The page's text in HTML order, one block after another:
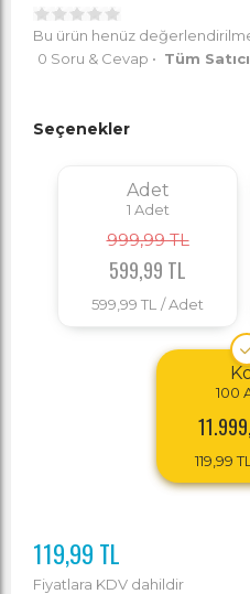
Bu ürün henüz
0 Soru & Cevap • Tüm
Seçenekler
Adet
1 Adet
999,99 TL
599,99 TL
599,99 TL / Adet
100
119,99 TL
119,99 TL
Fiyatlara KDV dahildir